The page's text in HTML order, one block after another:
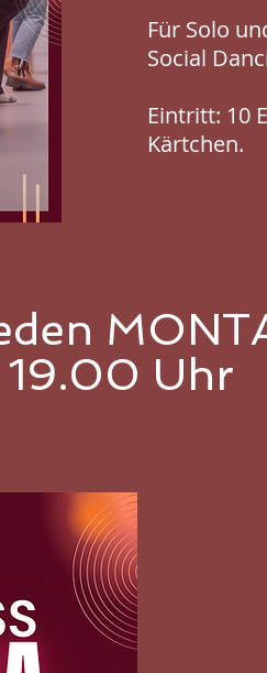
Für Solo
Social
Eintritt: 10
Kärtchen.
Uhr